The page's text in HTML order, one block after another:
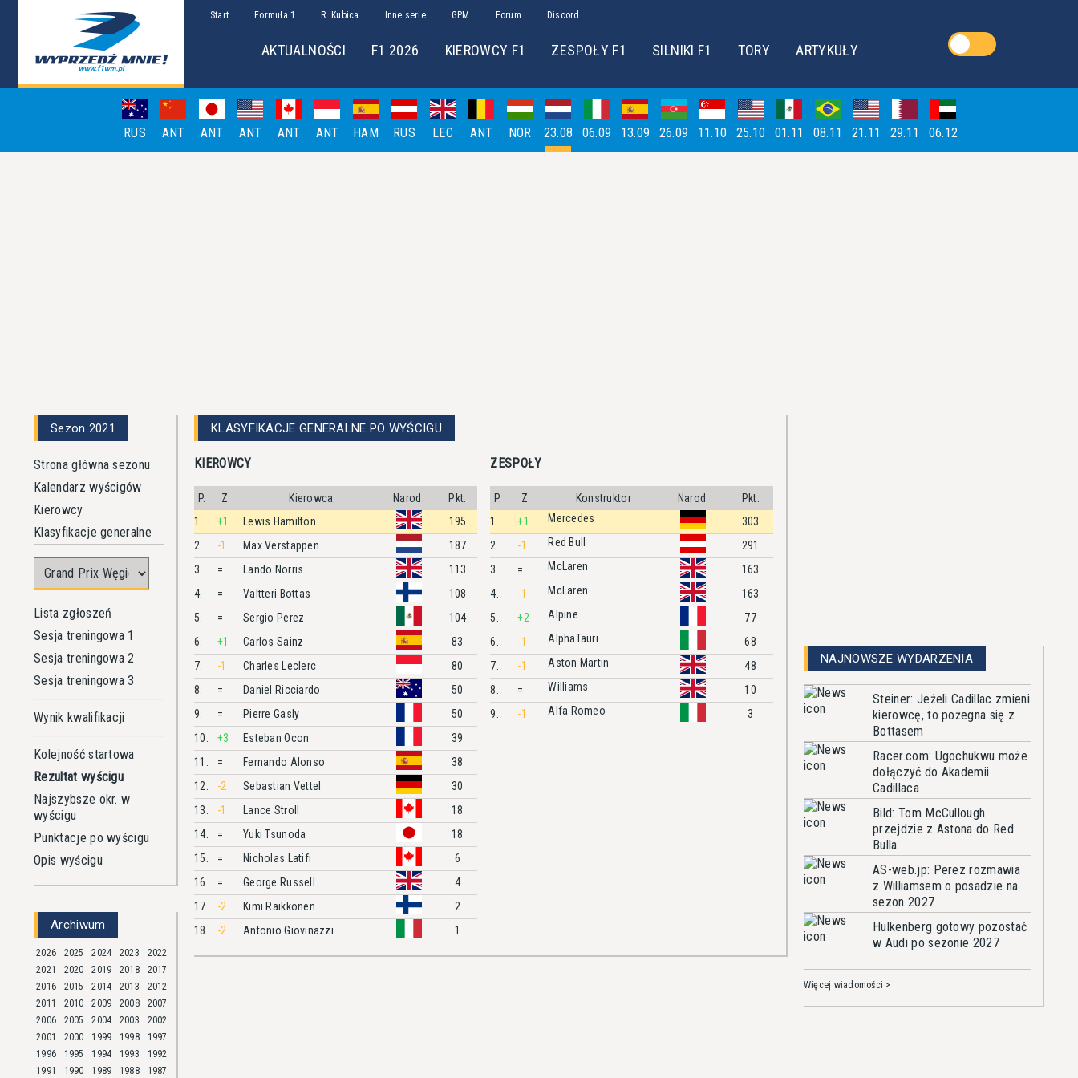
Start Formuła 1 R. Kubica Inne serie GPM Forum Discord
AKTUALNOŚCI F1 2026 KIEROWCY F1 ZESPOŁY F1 SILNIKI F1 TORY ARTYKUŁY
RUS ANT ANT ANT ANT ANT HAM RUS LEC ANT NOR 23.08 06.09 13.09 26.09 11.10 25.10 01.11 08.11 21.11 29.11 06.12
Sezon 2021
Strona główna sezonu
Kalendarz wyścigów
Kierowcy
Klasyfikacje generalne
Lista zgłoszeń
Sesja treningowa 1
Sesja treningowa 2
Sesja treningowa 3
Wynik kwalifikacji
Kolejność startowa
Rezultat wyścigu
Najszybsze okr. w
wyścigu
Punktacje po wyścigu
Opis wyścigu
Archiwum
2026 2025 2024 2023
2022
2021
2020 2019 2018
2017
2016
2015 2014 2013
2012
2011
2010 2009 2008
2007
2006
2005 2004 2003
2002
2001
2000 1999 1998
1997
1996
1995 1994 1993
1992
1991
1990 1989 1988 1987
KLASYFIKACJE GENERALNE PO WYŚCIGU
KIEROWCY
P. Z. Kierowca Narod.
Pkt.
1.
+1 Lewis Hamilton
195
2.
-1 MaxVerstappen
187
3.
= Lando Norris
113
4.
= Valtteri Bottas
108
5.
= Sergio Perez
104
6.
+1 Carlos Sainz
83
7.
-1 Charles Leclerc
80
8.
= Daniel Ricciardo
50
9.
= Pierre Gasly
50
10.
+3 Esteban Ocon
39
11.
= Fernando Alonso
38
12.
-2 Sebastian Vettel
30
13.
-1 Lance Stroll
18
14.
= Yuki Tsunoda
18
15.
= Nicholas Latifi
6
16.
= George Russell
4
17.
-2 Kimi Raikkonen
2
18.
-2 Antonio Giovinazzi 1
ZESPOŁY
P. Z. Konstruktor Narod.
Pkt.
1.
+1 Mercedes
303
2.
-1 Red Bull
291
3.
= McLaren
163
4.
-1 McLaren
163
5.
+2 Alpine
77
6.
-1 AlphaTauri
68
7.
-1 Aston Martin
48
8.
= Williams
10
9.
-1 Alfa Romeo 3
NAJNOWSZE WYDARZENIA
Steiner: Jeżeli Cadillac zmieni
kierowcę, to pożegna się z
Bottasem
Racer.com: Ugochukwu może
dołączyć do Akademii
Cadillaca
Bild: Tom McCullough
przejdzie z Astona do Red
Bulla
AS-web.jp: Perez rozmawia
z Williamsem o posadzie na
sezon 2027
Hulkenberg gotowy pozostać
w Audi po sezonie 2027
Więcej wiadomości >